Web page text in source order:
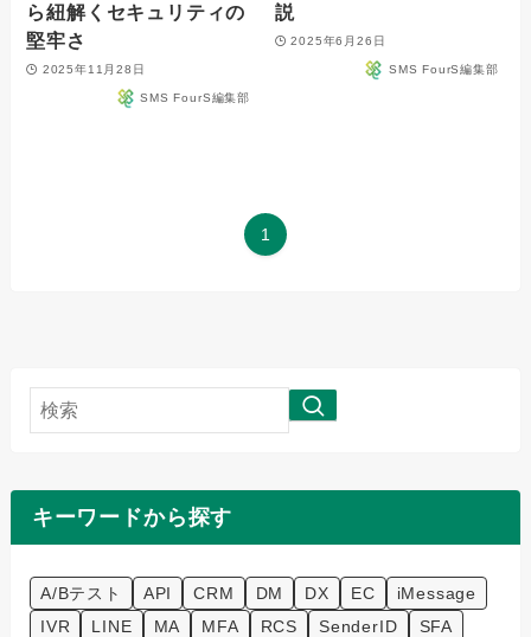
ら紐解くセキュリティの
堅牢さ
2025年11月28日
SMS FourS編集部
説
2025年6月26日
SMS FourS編集部
1
検
索
キーワードから探す
A/Bテスト API CRM DM DX EC
iMessage
IVR
LINE MA MFA RCS SenderID
SFA